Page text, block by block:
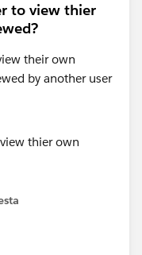
to view thier
their own
by another user